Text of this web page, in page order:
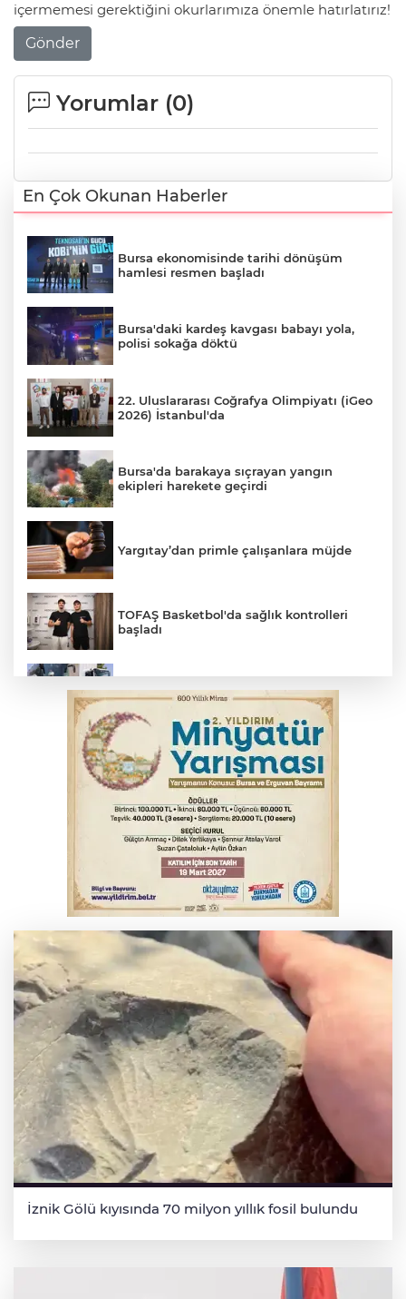
içermemesi gerektiğini okurlarımıza önemle hatırlatırız!
Gönder
Yorumlar (0)
En Çok Okunan Haberler
Bursa ekonomisinde tarihi dönüşüm
hamlesi resmen başladı
Bursa'daki kardeş kavgası babayı yola,
polisi sokağa döktü
22. Uluslararası Coğrafya Olimpiyatı (iGeo
2026) İstanbul'da
Bursa'da barakaya sıçrayan yangın
ekipleri harekete geçirdi
Yargıtay’dan primle çalışanlara müjde
TOFAŞ Basketbol'da sağlık kontrolleri
başladı
kadın ağır yaralandı
2 katlı 24 kişilik işçi konteynerinde
yangın
Polisin 'dur' ihtarına uymadı, ceza
duvarına tosladı
Uludağ İçecek, 1. FC Nürnberg’in resmi
sponsoru oldu
İznik Gölü kıyısında 70 milyon yıllık fosil bulundu